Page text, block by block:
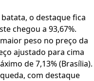
o destaque fica
chegou a 93,67%.
peso no preço da
ajustado para cima
de 7,13% (Brasília).
com destaque